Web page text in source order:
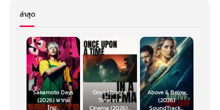
ล่าสุด
Sakamoto Days
(2026) พากย์
Once Upon a
Time in a
Above & Below
(2026)